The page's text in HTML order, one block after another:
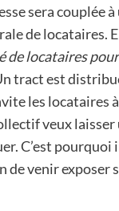
sera couplée à
de locataires.
de locataires
tract est
les locataires
veux laisser
C’est
de venir exposer